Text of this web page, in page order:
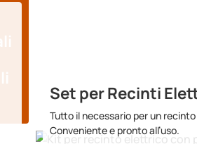
Set per Recinti
Tutto il necessario per un
Conveniente e pronto all’uso.